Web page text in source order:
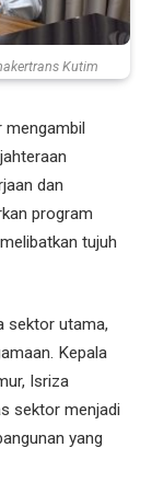
Kutim
mengambil
dan
program
tujuh
sektor utama,
Kepala
Isriza
sektor menjadi
yang